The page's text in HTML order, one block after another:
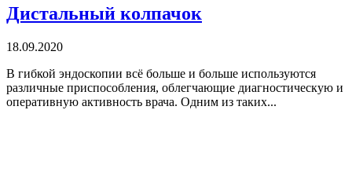
Дистальный колпачок
18.09.2020
В гибкой эндоскопии всё больше и больше используются
различные приспособления, облегчающие диагностическую и
оперативную активность врача. Одним из таких...